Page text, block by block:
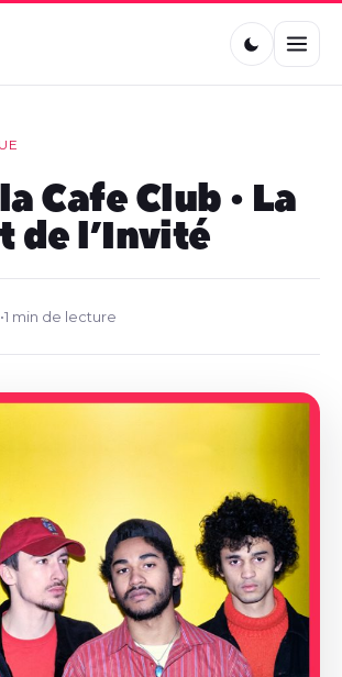
Cafe Club • La
de l’Invité
•1 min de lecture